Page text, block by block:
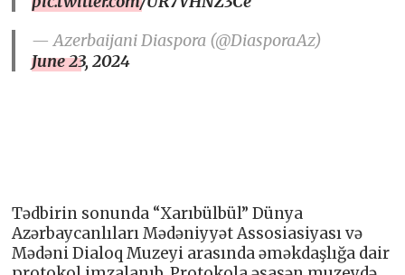
— Azerbaijani Diaspora (@DiasporaAz)
June 23, 2024
Tədbirin sonunda “Xarıbülbül” Dünya
Azərbaycanlıları Mədəniyyət Assosiasiyası və
Mədəni Dialoq Muzeyi arasında əməkdaşlığa dair